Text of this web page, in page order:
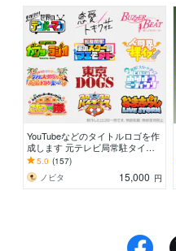
YouTubeなどのタイトルロゴを作
成します 元テレビ局常駐タイト
ルデザイナーが、サービスを彩り
ます
5.0 (157)
ノビタ
15,000 円